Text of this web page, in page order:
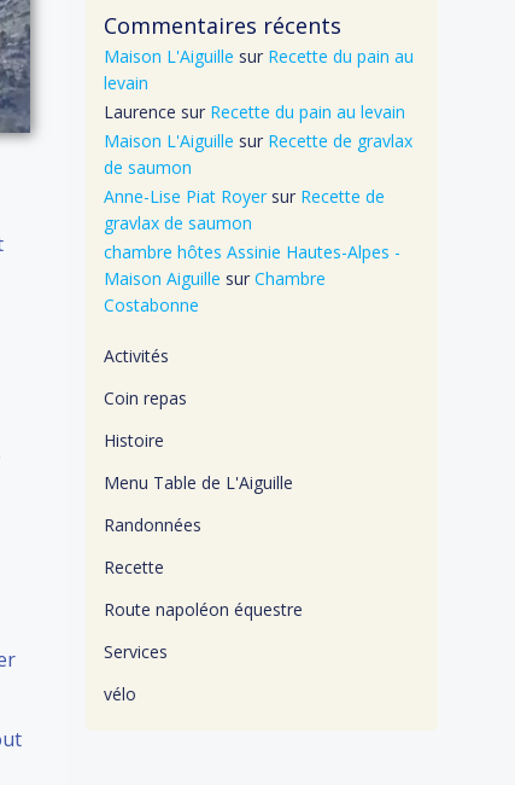
Commentaires récents
Maison L'Aiguille sur Recette du pain au
levain
Laurence sur Recette du pain au levain
Maison L'Aiguille sur Recette de gravlax
de saumon
Anne-Lise Piat Royersur Recette de
gravlax de saumon
chambre hôtes Assinie Hautes-Alpes -
Maison Aiguille sur Chambre
Costabonne
Activités
Coin repas
Histoire
Menu Table de L'Aiguille
Randonnées
Recette
Route napoléon équestre
Services
vélo